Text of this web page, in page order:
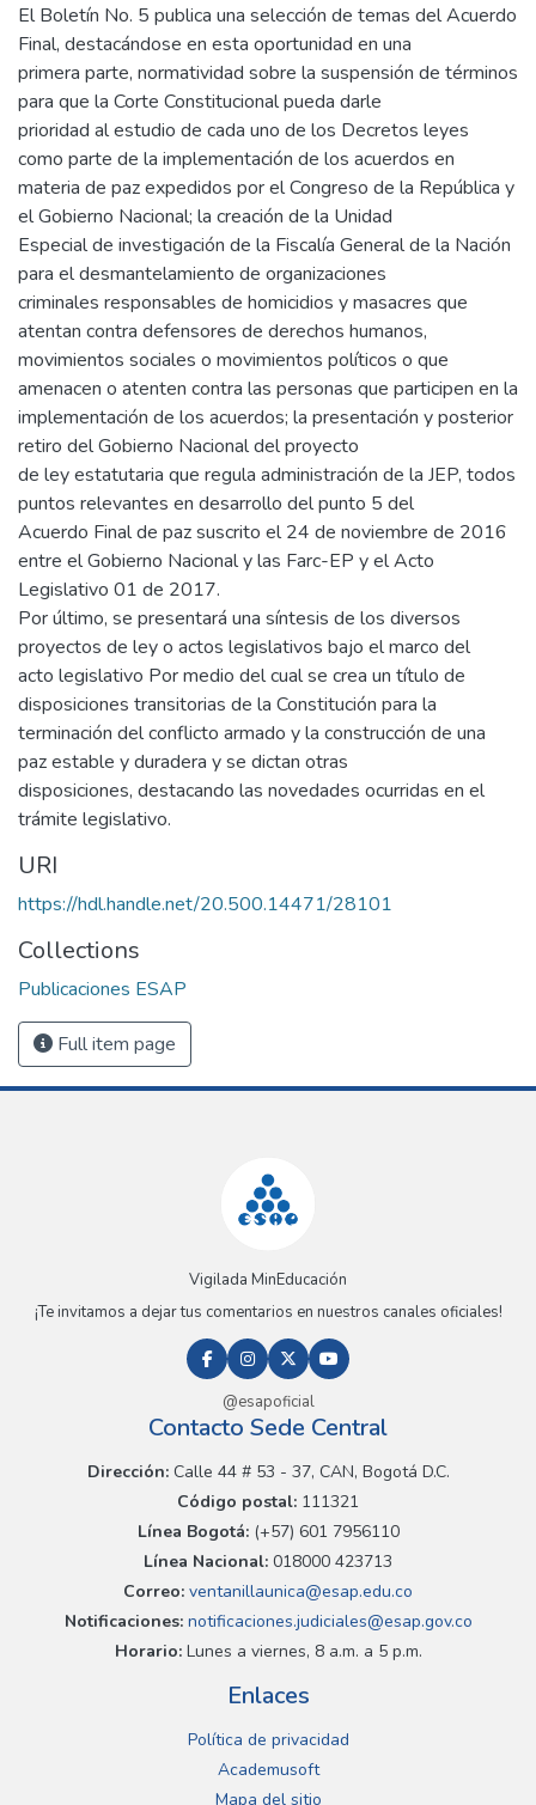
El Boletín No. 5 publica una selección de temas del Acuerdo
Final, destacándose en esta oportunidad en una
primera parte, normatividad sobre la suspensión de términos
para que la Corte Constitucional pueda darle
prioridad al estudio de cada uno de los Decretos leyes
como parte de la implementación de los acuerdos en
materia de paz expedidos por el Congreso de la República y
el Gobierno Nacional; la creación de la Unidad
Especial de investigación de la Fiscalía General de la Nación
para el desmantelamiento de organizaciones
criminales responsables de homicidios y masacres que
atentan contra defensores de derechos humanos,
movimientos sociales o movimientos políticos o que
amenacen o atenten contra las personas que participen en la
implementación de los acuerdos; la presentación y posterior
retiro del Gobierno Nacional del proyecto
de ley estatutaria que regula administración de la JEP, todos
puntos relevantes en desarrollo del punto 5 del
Acuerdo Final de paz suscrito el 24 de noviembre de 2016
entre el Gobierno Nacional y las Farc-EP y el Acto
Legislativo 01 de 2017.
Por último, se presentará una síntesis de los diversos
proyectos de ley o actos legislativos bajo el marco del
acto legislativo Por medio del cual se crea un título de
disposiciones transitorias de la Constitución para la
terminación del conflicto armado y la construcción de una
paz estable y duradera y se dictan otras
disposiciones, destacando las novedades ocurridas en el
trámite legislativo.
URI
https://hdl.handle.net/20.500.14471/28101
Collections
Publicaciones ESAP
Full item page
Vigilada MinEducación
¡Te invitamos a dejar tus comentarios en nuestros canales oficiales!
@esapoficial
Contacto Sede Central
Dirección:Calle 44 # 53 - 37, CAN, Bogotá D.C.
Código postal: 111321
Línea Bogotá:(+57) 601 7956110
Línea Nacional: 018000 423713
Correo: ventanillaunica@esap.edu.co
Notificaciones:notificaciones.judiciales@esap.gov.co
Horario:Lunes a viernes, 8 a.m. a 5 p.m.
Enlaces
Política de privacidad
Academusoft
Mapa del sitio